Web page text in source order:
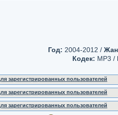
Год: 2004-2012 /
Кодек: MP3 /
зарегистрированных пользователей
зарегистрированных пользователей
зарегистрированных пользователей